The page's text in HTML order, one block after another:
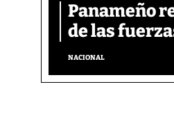
Panameño
de las
NACIONAL